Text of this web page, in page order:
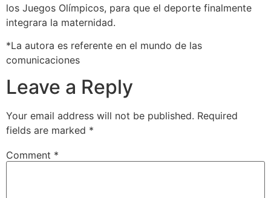
los Juegos Olímpicos, para que el deporte finalmente
integrara la maternidad.
*La autora es referente en el mundo de las
comunicaciones
Leave a Reply
Your email address will not be published. Required
fields are marked *
Comment *